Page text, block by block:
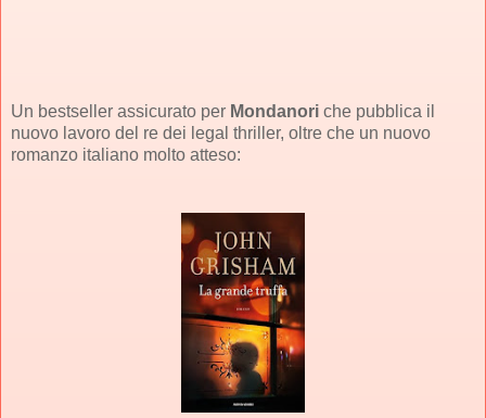
Un bestseller assicurato per Mondanori che pubblica il
nuovo lavoro del re dei legal thriller, oltre che un nuovo
romanzo italiano molto atteso: